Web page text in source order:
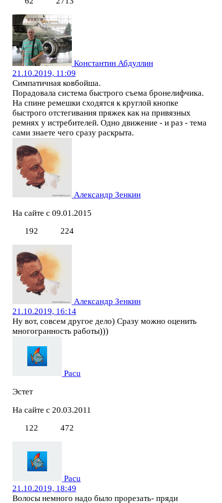
Константин Абдуллин
21.10.2019, 11:09
Симпатичная ковбойша.
Порадовала система быстрого съема бронелифчика.
На спине ремешки сходятся к круглой кнопке
быстрого отстегивания пряжек как на привязных
ремнях у истребителей. Одно движение - и раз - тема
сами знаете чего сразу раскрыта.
Александр Зенкин
На сайте с 09.01.2015
192
224
Александр Зенкин
21.10.2019, 16:14
Ну вот, совсем другое дело) Сразу можно оценить
многогранность работы)))
Pacu
Эстет
На сайте с 20.03.2011
122
472
Pacu
21.10.2019, 18:49
Волосы немного надо было прорезать- пряди